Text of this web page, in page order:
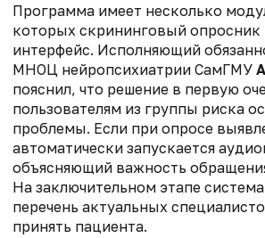
Программа имеет несколько
которых скрининговый опросник
интерфейс. Исполняющий
МНОЦ нейропсихиатрии СамГМУ
пояснил, что решение в первую
пользователям из группы риска
проблемы. Если при опросе
автоматически запускается
объясняющий важность
На заключительном этапе
перечень актуальных
принять пациента.